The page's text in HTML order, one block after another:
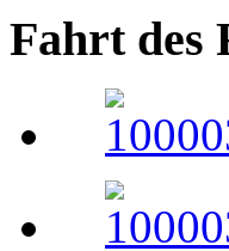
Fahrt des